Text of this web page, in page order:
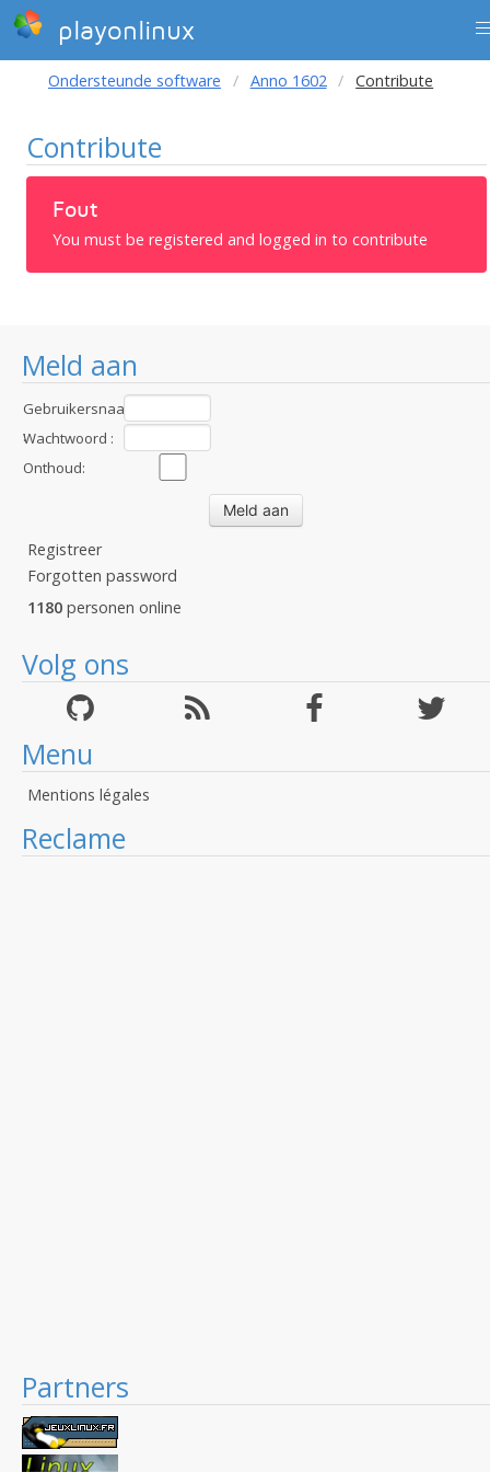
playonlinux
Meld aan
Gebruikersnaam
:Wachtwoord :
Onthoud:
Registreer
Forgotten password
1180 personen online
Volg ons
Menu
Mentions légales
Reclame
Partners
Ondersteunde software Anno 1602 Contribute
Contribute
Fout
You must be registered and logged in to contribute